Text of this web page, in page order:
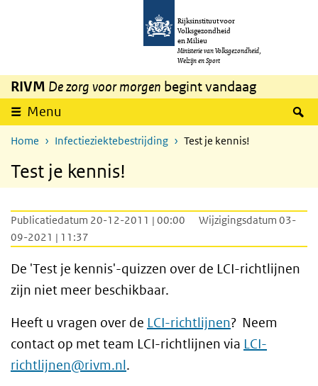
Overslaan en naar de inhoud gaan
Rijksinstituut voor
Volksgezondheid
en Milieu
Ministerie van Volksgezondheid,
Welzijn en Sport
RIVM De zorg voor morgen begint vandaag
Menu
Home Infectieziektebestrijding Test je kennis!
Test je kennis!
Publicatiedatum 20-12-2011 | 00:00
Wijzigingsdatum 03-
09-2021 | 11:37
De 'Test je kennis'-quizzen over de LCI-richtlijnen
zijn niet meer beschikbaar.
Heeft u vragen over de LCI-richtlijnen? Neem
contact op met team LCI-richtlijnen via LCI-
richtlijnen@rivm.nl.